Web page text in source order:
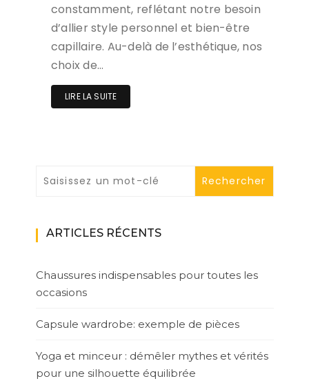
constamment, reflétant notre besoin
d’allier style personnel et bien-être
capillaire. Au-delà de l’esthétique, nos
choix de…
LIRE LA SUITE
ARTICLES RÉCENTS
Chaussures indispensables pour toutes les
occasions
Capsule wardrobe: exemple de pièces
Yoga et minceur : démêler mythes et vérités
pour une silhouette équilibrée